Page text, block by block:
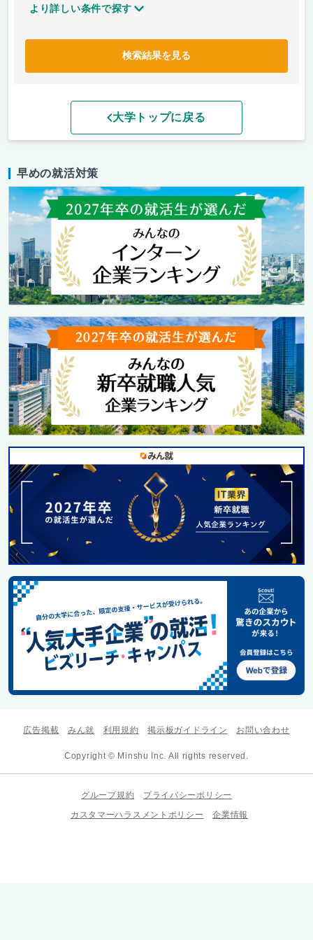
より詳しい条件で探す
検索結果を見る
大学トップに戻る
早めの就活対策
広告掲載 みん就 利用規約 掲示板ガイドライン お問い合わせ
Copyright © Minshu Inc. All rights reserved.
グループ規約
プライバシーポリシー
カスタマーハラスメントポリシー
企業情報